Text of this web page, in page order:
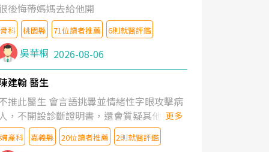
後悔帶媽媽去給他開
骨科 桃園縣 71位讀者推薦 6則就醫評鑑
吳華桐 2026-08-06
建翰 醫生
推此醫生 會言語挑釁並情緒性字眼攻擊病
，不開設診斷證明書，還會質疑其他醫生
判斷！
更多
婦產科 嘉義縣 20位讀者推薦 2則就醫評鑑